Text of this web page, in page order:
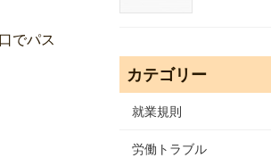
でパス
カテゴリー
就業規則
労働トラブル